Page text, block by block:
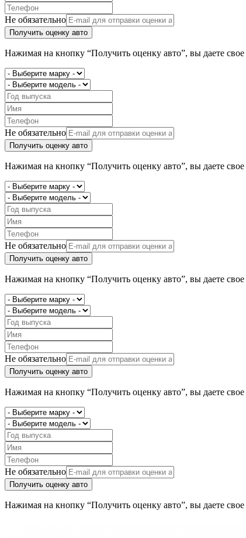
Не обязательно
Получить оценку авто
Нажимая на кнопку “Получить оценку авто”, вы даете свое
Не обязательно
Получить оценку авто
Нажимая на кнопку “Получить оценку авто”, вы даете свое
Не обязательно
Получить оценку авто
Нажимая на кнопку “Получить оценку авто”, вы даете свое
Не обязательно
Получить оценку авто
Нажимая на кнопку “Получить оценку авто”, вы даете свое
Не обязательно
Получить оценку авто
Нажимая на кнопку “Получить оценку авто”, вы даете свое